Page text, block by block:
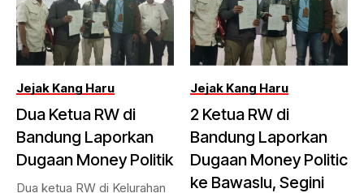
Jejak Kang Haru
Dua Ketua RW di
Bandung Laporkan
Dugaan Money Politik
Dua ketua RW di Kelurahan
Jejak Kang Haru
2 Ketua RW di
Bandung Laporkan
Dugaan Money Politic
ke Bawaslu, Segini